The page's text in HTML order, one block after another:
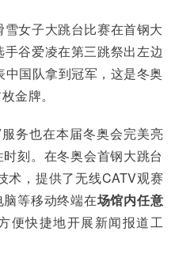
女子大跳台比赛在首钢大
谷爱凌在第三跳祭出左边
国队拿到冠军，这是冬奥
金牌。
务也在本届冬奥会完美亮
刻。在冬奥会首钢大跳台
术，提供了无线CATV观赛
等移动终端在场馆内任意
便快捷地开展新闻报道工